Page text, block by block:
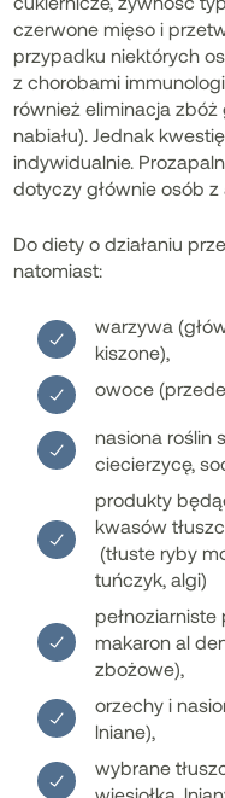
czerwone mięso i
przypadku niektórych
z chorobami
również eliminacja zbóż
nabiału). Jednak
indywidualnie.
dotyczy głównie osób z
Do diety o działaniu
natomiast:
warzywa
kiszone),
owoce
nasiona roślin
ciecierzycę,
produkty
kwasów
(tłuste ryby
tuńczyk, algi)
makaron al
zbożowe),
orzechy i
lniane),
wybrane